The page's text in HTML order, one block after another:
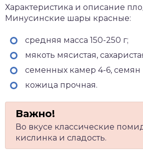
Характеристика и описание
Минусинские шары красные:
средняя масса 150-250 г;
мякоть мясистая,
семенных камер 4-6, семян
кожица прочная.
Во вкусе классические
кислинка и сладость.